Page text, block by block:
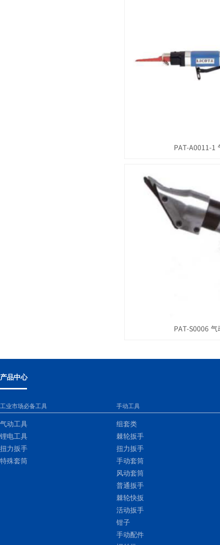
PAT-A0011-1
PAT-S0006 气
产品中心
工业市场必备工具
气动工具
锂电工具
扭力扳手
特殊套筒
手动工具
组套类
棘轮扳手
扭力扳手
手动套筒
风动套筒
普通扳手
棘轮快扳
活动扳手
钳子
手动配件